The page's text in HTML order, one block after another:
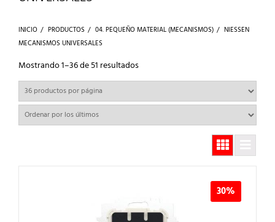
INICIO PRODUCTOS 04. PEQUEÑO MATERIAL (MECANISMOS)
NIESSEN
MECANISMOS UNIVERSALES
Mostrando 1–36 de 51 resultadosOrdenado
por
últimos
30%